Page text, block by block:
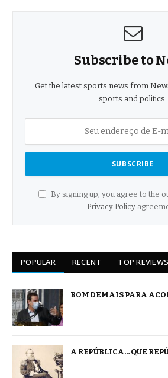
Subscribe to
Get the latest sports news from
sports and politics.
By signing up, you agree to the
Privacy Policy
POPULAR RECENT TOP REVIEWS
BOM DEMAIS PARA
A REPÚBLICA… QUE